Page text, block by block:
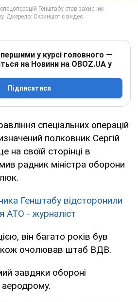
у курсі головного —
на Новини на OBOZ.UA у
Підписатися
спеціальних операцій
полковник Сергій
на своїй сторінці в
радник міністра оборони
Генштабу відсторонили
АТО - журналіст
він багато років був
очолював штаб ВДВ.
завдяки обороні